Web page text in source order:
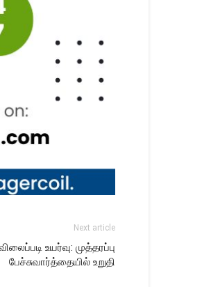
Next article
உயர்வு: முத்தரப்பு
பேச்சுவார்த்தையில் உறுதி